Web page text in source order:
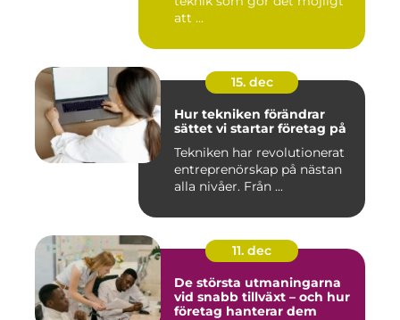
att ...
15. dec
Hur tekniken förändrar
sättet vi startar företag på
Tekniken har revolutionerat
entreprenörskap på nästan
alla nivåer. Från ...
11. dec
De största utmaningarna
vid snabb tillväxt – och hur
företag hanterar dem